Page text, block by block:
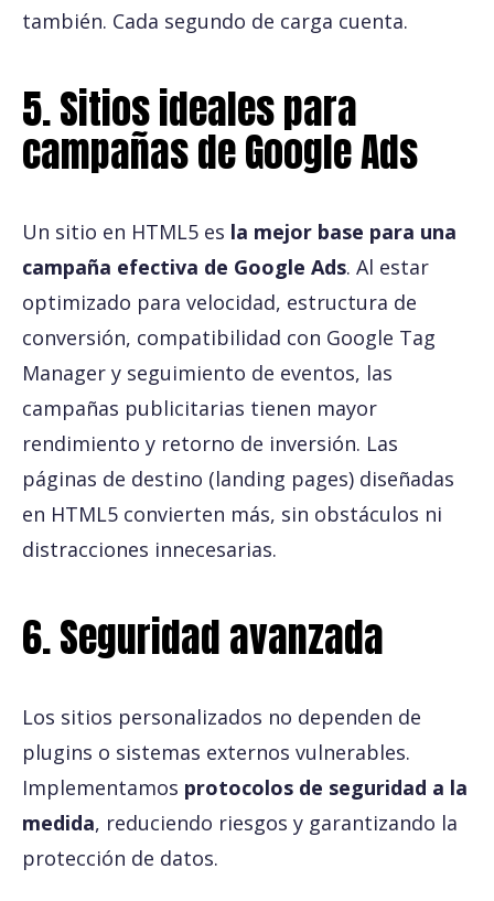
también. Cada segundo de carga cuenta.
5. Sitios ideales para
campañas de Google Ads
Un sitio en HTML5 es la mejor base para una
campaña efectiva de Google Ads. Al estar
optimizado para velocidad, estructura de
conversión, compatibilidad con Google Tag
Manager y seguimiento de eventos, las
campañas publicitarias tienen mayor
rendimiento y retorno de inversión. Las
páginas de destino (landing pages) diseñadas
en HTML5 convierten más, sin obstáculos ni
distracciones innecesarias.
6. Seguridad avanzada
Los sitios personalizados no dependen de
plugins o sistemas externos vulnerables.
Implementamos protocolos de seguridad a la
medida, reduciendo riesgos y garantizando la
protección de datos.